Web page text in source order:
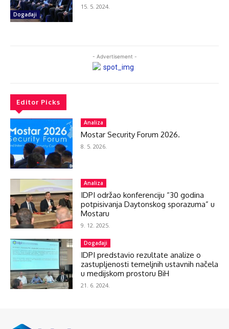
Događaji
15. 5. 2024.
- Advertisement -
Editor Picks
Analiza
Mostar Security Forum 2026.
8. 5. 2026.
Analiza
IDPI održao konferenciju “30 godina
potpisivanja Daytonskog sporazuma” u
Mostaru
9. 12. 2025.
Događaji
IDPI predstavio rezultate analize o
zastupljenosti temeljnih ustavnih načela
u medijskom prostoru BiH
21. 6. 2024.